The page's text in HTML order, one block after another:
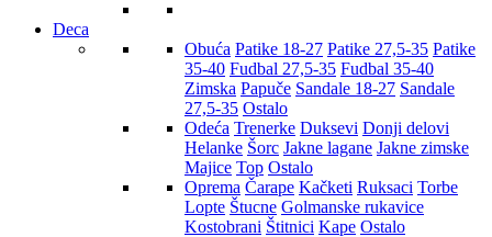
Deca
Obuća Patike 18-27 Patike 27,5-35 Patike
35-40 Fudbal 27,5-35 Fudbal 35-40
Zimska Papuče Sandale 18-27 Sandale
27,5-35 Ostalo
Odeća Trenerke Duksevi Donji delovi
Helanke Šorc Jakne lagane Jakne zimske
Majice Top Ostalo
Oprema Čarape Kačketi Ruksaci Torbe
Lopte Štucne Golmanske rukavice
Kostobrani Štitnici Kape Ostalo